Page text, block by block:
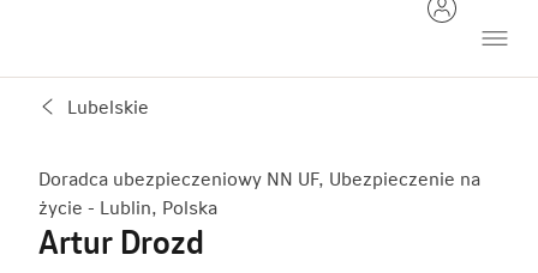
Lubelskie
Doradca ubezpieczeniowy NN UF, Ubezpieczenie na
życie - Lublin, Polska
Artur Drozd